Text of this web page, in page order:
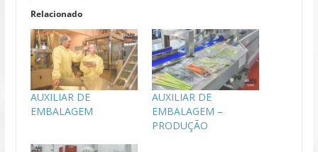
Relacionado
AUXILIAR DE
EMBALAGEM
AUXILIAR DE
EMBALAGEM –
PRODUÇÃO